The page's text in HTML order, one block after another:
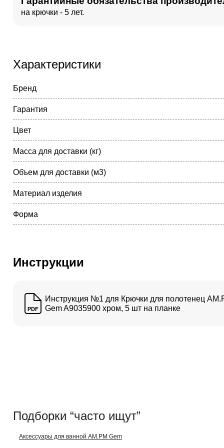
на крючки - 5 лет.
Характеристики
Бренд
Гарантия
Цвет
Масса для доставки (кг)
Объем для доставки (м3)
Материал изделия
Форма
Инструкции
PDF
Инструкция №1 для Крючки для полотенец
Gem A9035900 хром, 5 шт на планке
Подборки “часто ищут”
Аксессуары для ванной AM.PM Gem